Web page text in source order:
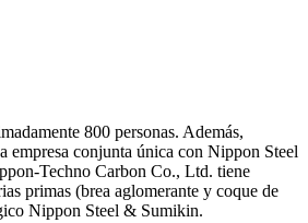
800 personas. Además,
empresa conjunta única con Nippon Steel
Techno Carbon Co., Ltd. tiene
primas (brea aglomerante y coque de
Nippon Steel & Sumikin.